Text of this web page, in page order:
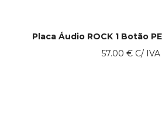
Placa Áudio ROCK 1 Botão
57.00 € C/ IVA